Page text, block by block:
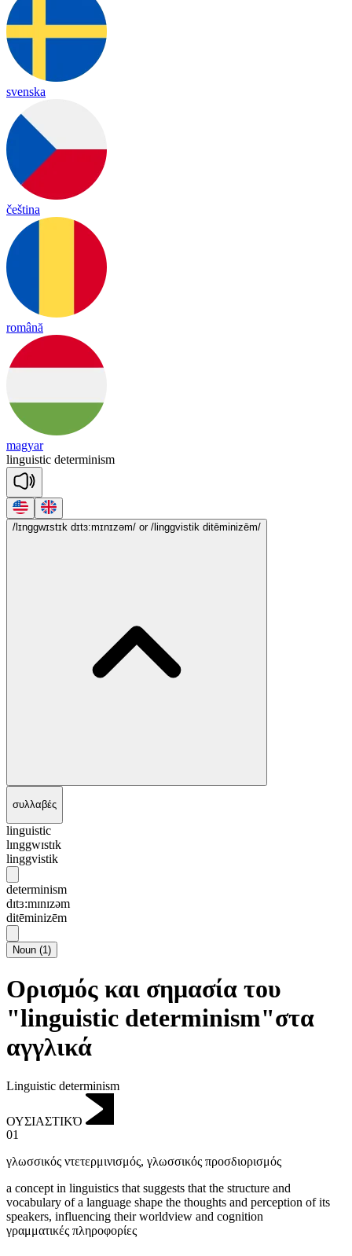
svenska
čeština
română
magyar
linguistic determinism
/lɪnggwɪstɪk dɪtɜ:mɪnɪzəm/ or /linggvistik ditēminizēm/
συλλαβές
linguistic
lɪnggwɪstɪk
linggvistik
determinism
dɪtɜ:mɪnɪzəm
ditēminizēm
Noun (1)
Ορισμός και σημασία του
"linguistic determinism"στα
αγγλικά
Linguistic determinism
ΟΥΣΙΑΣΤΙΚΌ
01
γλωσσικός ντετερμινισμός, γλωσσικός προσδιορισμός
a concept in linguistics that suggests that the structure and
vocabulary of a language shape the thoughts and perception of its
speakers, influencing their worldview and cognition
γραμματικές πληροφορίες